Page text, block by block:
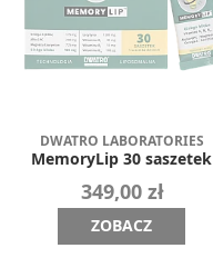
DWATRO LABORATORIES
MemoryLip 30 saszetek
349,00 zł
ZOBACZ